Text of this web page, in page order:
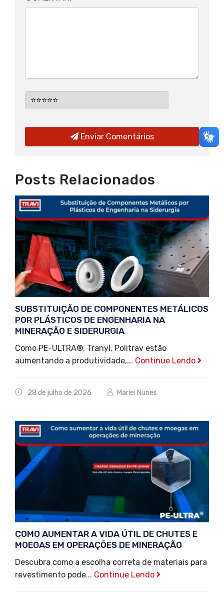
Enviar Comentários
Posts Relacionados
SUBSTITUIÇÃO DE COMPONENTES METÁLICOS
POR PLÁSTICOS DE ENGENHARIA NA
MINERAÇÃO E SIDERURGIA
Como PE-ULTRA®️, Tranyl, Politrav estão
aumentando a produtividade,... Continue Lendo
28 de julho de 2026 Marlei Nunes
COMO AUMENTAR A VIDA ÚTIL DE CHUTES E
MOEGAS EM OPERAÇÕES DE MINERAÇÃO
Descubra como a escolha correta de materiais para
revestimento pode... Continue Lendo